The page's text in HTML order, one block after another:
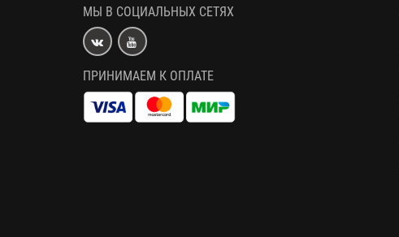
МЫ В СОЦИАЛЬНЫХ СЕТЯХ
ПРИНИМАЕМ К ОПЛАТЕ